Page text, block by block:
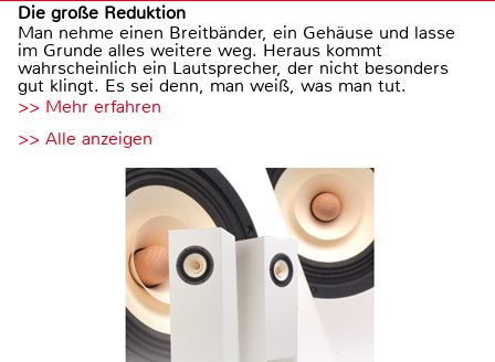
Die große Reduktion
Man nehme einen Breitbänder, ein Gehäuse und lasse
im Grunde alles weitere weg. Heraus kommt
wahrscheinlich ein Lautsprecher, der nicht besonders
gut klingt. Es sei denn, man weiß, was man tut.
>> Mehr erfahren
>> Alle anzeigen